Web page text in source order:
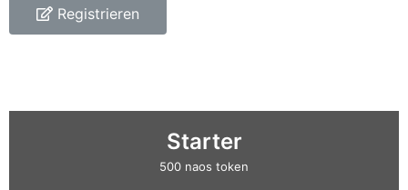
aktuellen
Facebook
Registrieren
Starter
500 naos token